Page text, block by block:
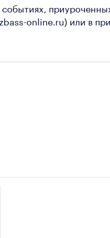
online.ru) или в